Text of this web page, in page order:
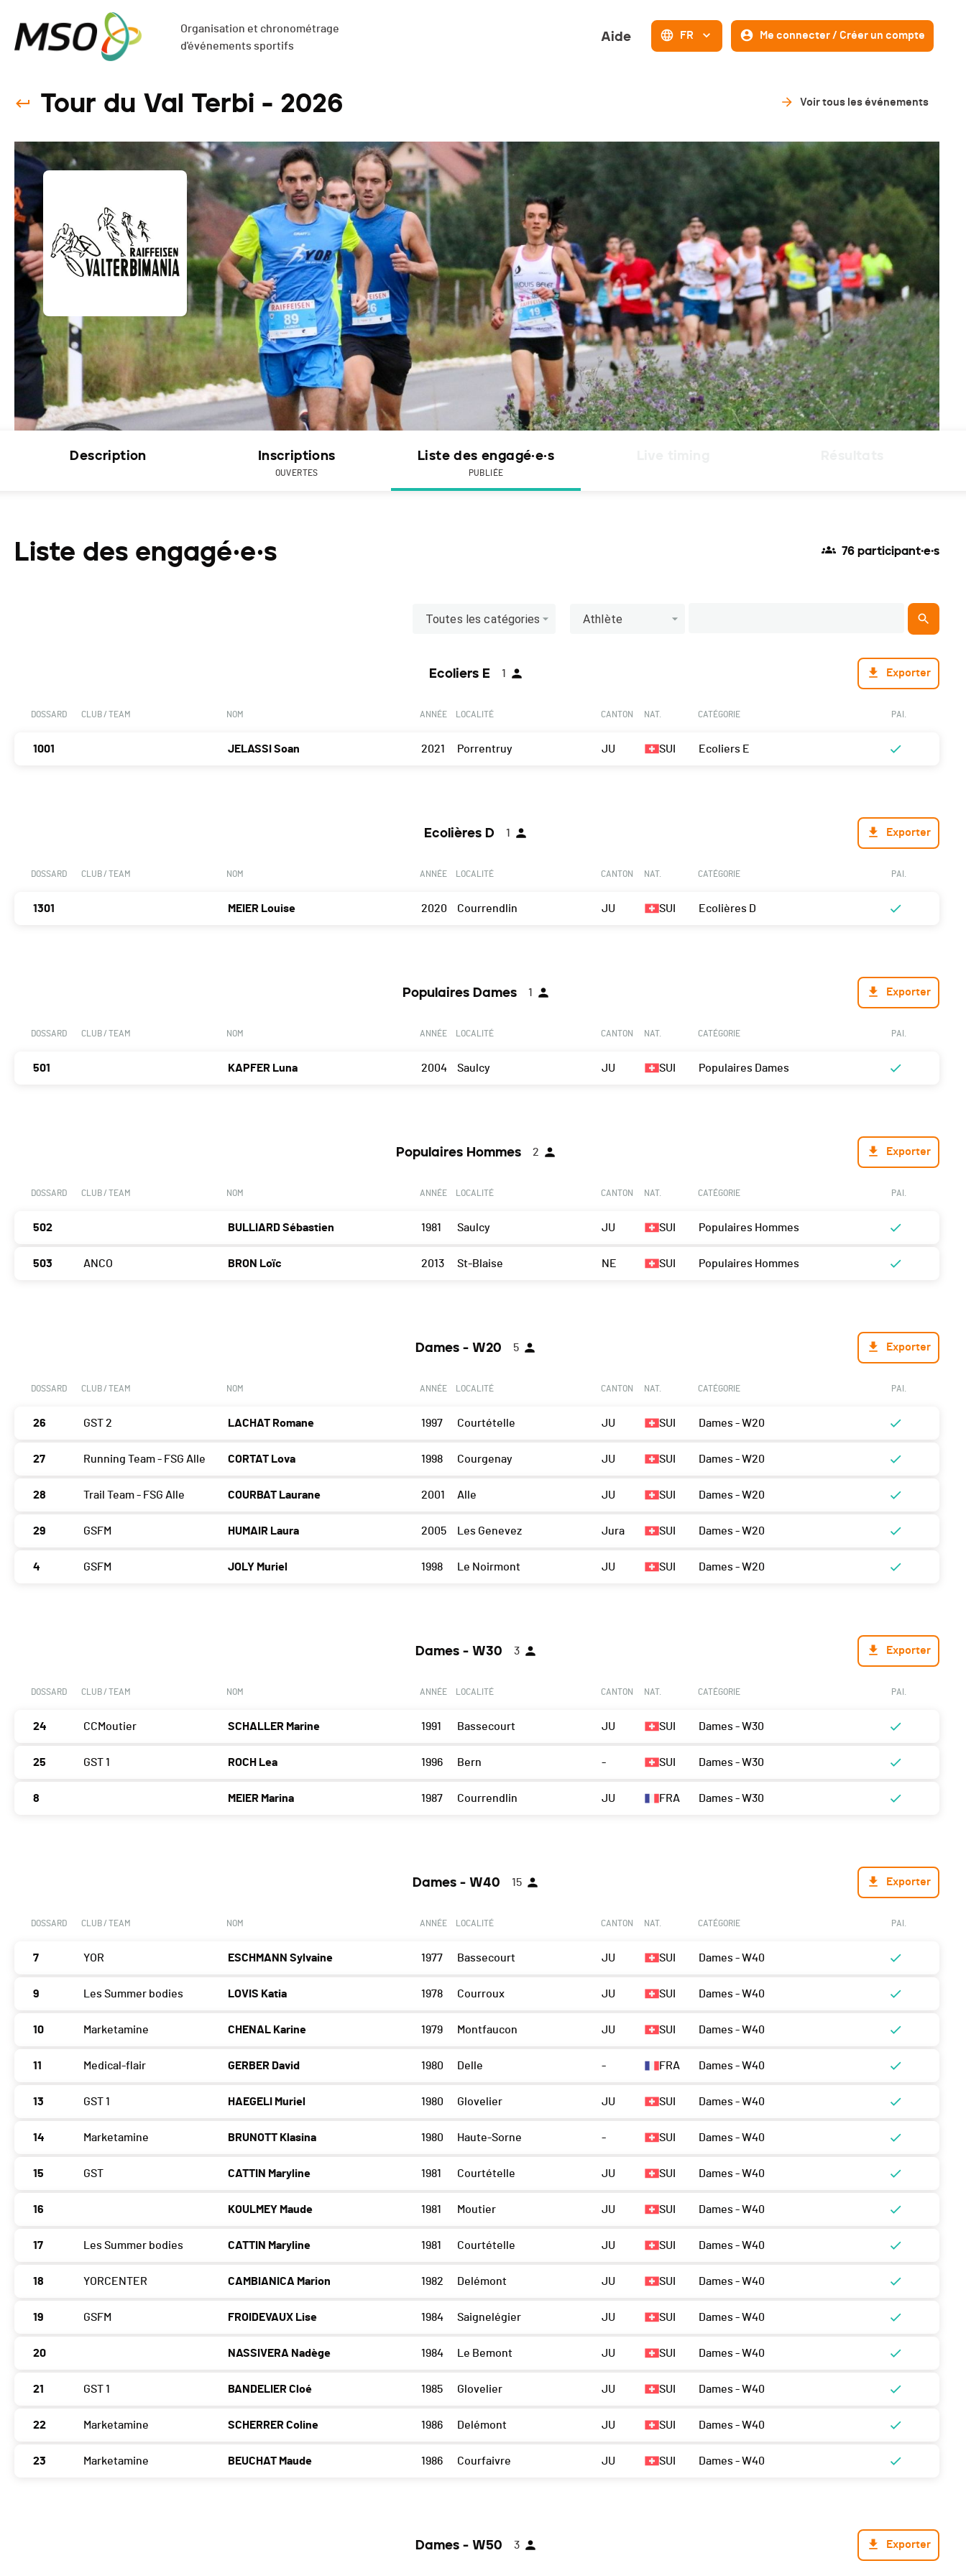
Organisation et chronométrage
d'événements sportifs
Aide FR Me connecter / Créer un compte
Tour du Val Terbi - 2026 Voir tous les événements
Description Inscriptions
OUVERTES
Liste des engagé·e·s
PUBLIÉE
Liste des engagé·e·s 76 participant·e·s
Toutes les catégories Athlète
Ecoliers E 1 Exporter
DOSSARD CLUB / TEAM NOM ANNÉE LOCALITÉ CANTON NAT. CATÉGORIE PAI.
1001 JELASSI Soan 2021 Porrentruy JU SUI Ecoliers E
Ecolières D 1 Exporter
DOSSARD CLUB / TEAM NOM ANNÉE LOCALITÉ CANTON NAT. CATÉGORIE PAI.
1301 MEIER Louise 2020 Courrendlin JU SUI Ecolières D
Populaires Dames 1 Exporter
DOSSARD CLUB / TEAM NOM ANNÉE LOCALITÉ CANTON NAT. CATÉGORIE PAI.
501 KAPFER Luna 2004 Saulcy JU SUI Populaires Dames
Populaires Hommes 2 Exporter
DOSSARD CLUB / TEAM NOM ANNÉE LOCALITÉ CANTON NAT. CATÉGORIE PAI.
502 BULLIARD Sébastien 1981 Saulcy JU SUI Populaires Hommes
503 ANCO BRON Loïc 2013 St-Blaise NE SUI Populaires Hommes
Dames - W20 5 Exporter
DOSSARD CLUB / TEAM NOM ANNÉE LOCALITÉ CANTON NAT. CATÉGORIE PAI.
26 GST 2 LACHAT Romane 1997 Courtételle JU SUI Dames - W20
27 Running Team - FSG Alle CORTAT Lova 1998 Courgenay JU SUI Dames - W20
28 Trail Team - FSG Alle COURBAT Laurane 2001 Alle JU SUI Dames - W20
29 GSFM HUMAIR Laura 2005 Les Genevez Jura SUI Dames - W20
4 GSFM JOLY Muriel 1998 Le Noirmont JU SUI Dames - W20
Dames - W30 3 Exporter
DOSSARD CLUB / TEAM NOM ANNÉE LOCALITÉ CANTON NAT. CATÉGORIE PAI.
24 CCMoutier SCHALLER Marine 1991 Bassecourt JU SUI Dames - W30
25 GST 1 ROCH Lea 1996 Bern - SUI Dames - W30
8 MEIER Marina 1987 Courrendlin JU FRA Dames - W30
Dames - W40 15 Exporter
DOSSARD CLUB / TEAM NOM ANNÉE LOCALITÉ CANTON NAT. CATÉGORIE PAI.
7 YOR ESCHMANN Sylvaine 1977 Bassecourt JU SUI Dames - W40
9 Les Summer bodies LOVIS Katia 1978 Courroux JU SUI Dames - W40
10 Marketamine CHENAL Karine 1979 Montfaucon JU SUI Dames - W40
11 Medical-flair GERBER David 1980 Delle - FRA Dames - W40
13 GST 1 HAEGELI Muriel 1980 Glovelier JU SUI Dames - W40
14 Marketamine BRUNOTT Klasina 1980 Haute-Sorne - SUI Dames - W40
15 GST CATTIN Maryline 1981 Courtételle JU SUI Dames - W40
16 KOULMEY Maude 1981 Moutier JU SUI Dames - W40
17 Les Summer bodies CATTIN Maryline 1981 Courtételle JU SUI Dames - W40
18 YORCENTER CAMBIANICA Marion 1982 Delémont JU SUI Dames - W40
19 GSFM FROIDEVAUX Lise 1984 Saignelégier JU SUI Dames - W40
20 NASSIVERA Nadège 1984 Le Bemont JU SUI Dames - W40
21 GST 1 BANDELIER Cloé 1985 Glovelier JU SUI Dames - W40
22 Marketamine SCHERRER Coline 1986 Delémont JU SUI Dames - W40
23 Marketamine BEUCHAT Maude 1986 Courfaivre JU SUI Dames - W40
Dames - W50 3 Exporter